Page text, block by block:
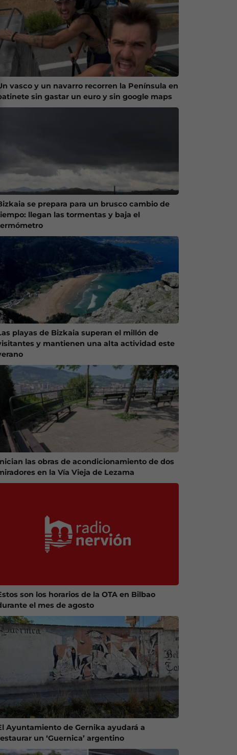
vasco y un navarro recorren la Península en
sin gastar un euro y sin google maps
se prepara para un brusco cambio de
llegan las tormentas y baja el
playas de Bizkaia superan el millón de
y mantienen una alta actividad este
las obras de acondicionamiento de dos
en la Vía Vieja de Lezama
son los horarios de la OTA en Bilbao
el mes de agosto
Ayuntamiento de Gernika ayudará a
un ‘Guernica’ argentino